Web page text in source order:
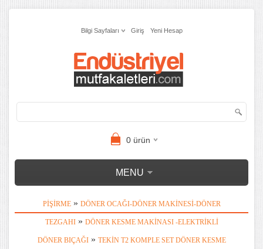
Bilgi Sayfaları Giriş Yeni Hesap
0ürün
MENU
PIŞIRME» DÖNER OCAĞI-DÖNER MAKINESI-DÖNER
TEZGAHI» DÖNER KESME MAKINASI -ELEKTRIKLI
DÖNER BIÇAĞI» TEKIN T2 KOMPLE SET DÖNER KESME